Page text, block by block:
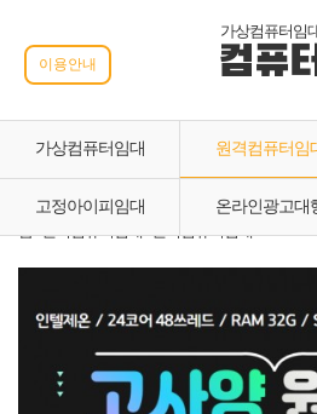
가상컴퓨터임
컴퓨
이용안내
가상컴퓨터임대 원격컴퓨터임
고정아이피임대 온라인광고대
홈 › 원격컴퓨터임대 › 원격컴퓨터임대